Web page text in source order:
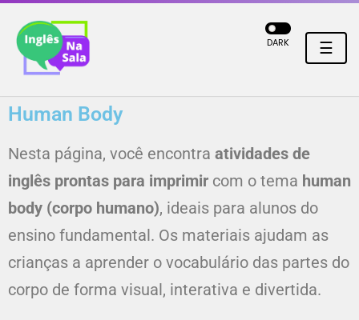
☰
DARK
Human Body
Nesta página, você encontra atividades de
inglês prontas para imprimir com o tema human
body (corpo humano), ideais para alunos do
ensino fundamental. Os materiais ajudam as
crianças a aprender o vocabulário das partes do
corpo de forma visual, interativa e divertida.